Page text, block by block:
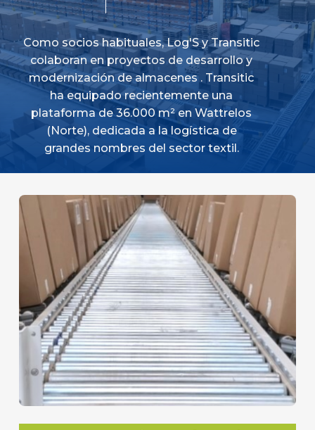
Como socios habituales, Log'S y Transitic
colaboran en proyectos de desarrollo y
modernización de almacenes . Transitic
ha equipado recientemente una
plataforma de 36.000 m² en Wattrelos
(Norte), dedicada a la logística de
grandes nombres del sector textil.